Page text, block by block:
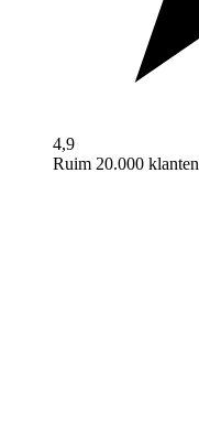
4,9
Ruim 20.000 klanten